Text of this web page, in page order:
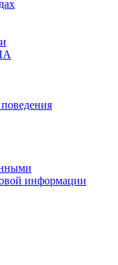
информации